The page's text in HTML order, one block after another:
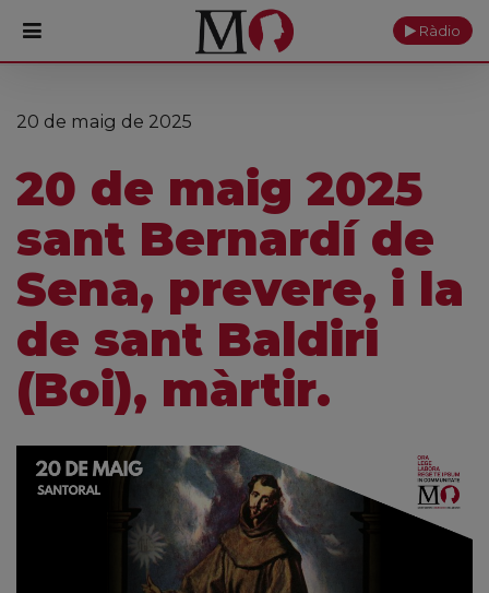
PORTADA
Visita'ns
Ofrenes
Reserves
Ràdio
20 de maig de 2025
20 de maig 2025
sant Bernardí de
Sena, prevere, i la
de sant Baldiri
(Boi), màrtir.